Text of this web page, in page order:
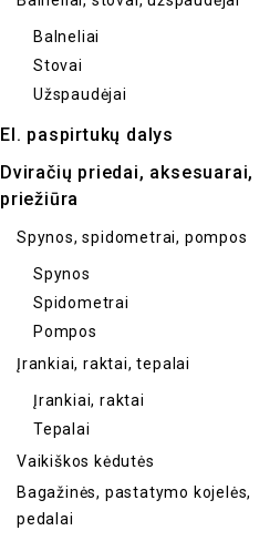
Balneliai
Stovai
Užspaudėjai
El. paspirtukų dalys
Dviračių priedai, aksesuarai,
priežiūra
Spynos, spidometrai, pompos
Spynos
Spidometrai
Pompos
Įrankiai, raktai, tepalai
Įrankiai, raktai
Tepalai
Vaikiškos kėdutės
Bagažinės, pastatymo kojelės,
pedalai